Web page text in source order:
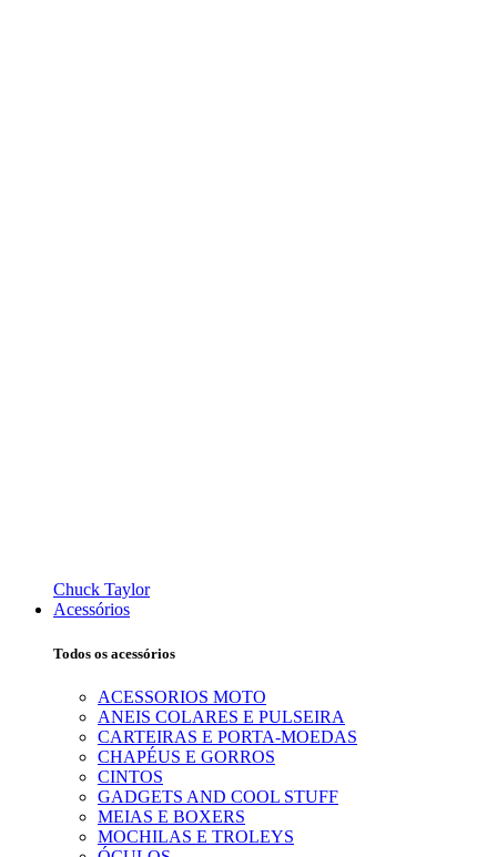
Chuck Taylor
Acessórios
Todos os acessórios
ACESSORIOS MOTO
ANEIS COLARES E PULSEIRA
CARTEIRAS E PORTA-MOEDAS
CHAPÉUS E GORROS
CINTOS
GADGETS AND COOL STUFF
MEIAS E BOXERS
MOCHILAS E TROLEYS